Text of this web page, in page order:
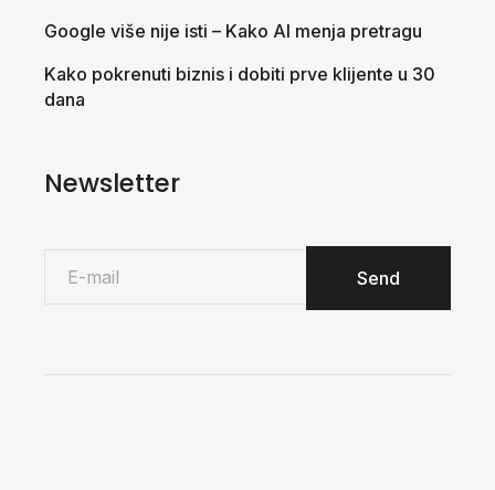
Google više nije isti – Kako AI menja pretragu
Kako pokrenuti biznis i dobiti prve klijente u 30
dana
Newsletter